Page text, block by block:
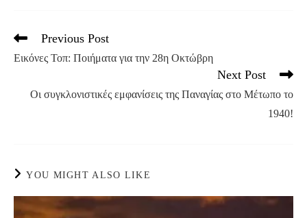
Read
articles
Previous Post
Εικόνες Τοπ: Ποιήματα για την 28η Οκτώβρη
Next Post
Oι συγκλονιστικές εμφανίσεις της Παναγίας στο Μέτωπο το
1940!
YOU MIGHT ALSO LIKE